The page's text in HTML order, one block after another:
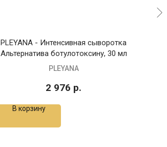
PLEYANA - Интенсивная сыворотка
Альтернатива ботулотоксину, 30 мл
PLEYANA
2 976 р.
В корзину